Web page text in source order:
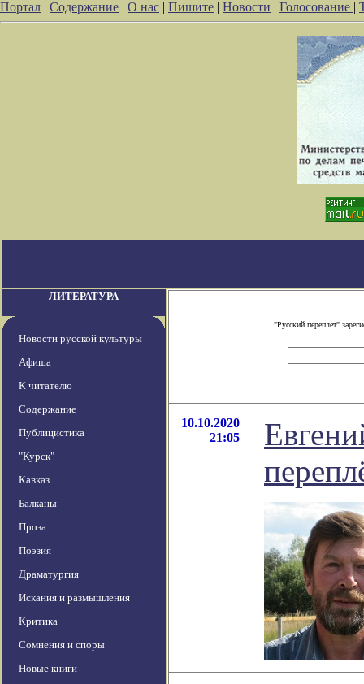
Портал | Содержание | О нас | Пишите | Новости | Голосование |
ЛИТЕРАТУРА
Новости русской культуры
Афиша
К читателю
Содержание
Публицистика
"Курск"
Кавказ
Балканы
Проза
Поэзия
Драматургия
Искания и размышления
Критика
Сомнения и споры
Новые книги
"Русский переплет"
10.10.2020
21:05